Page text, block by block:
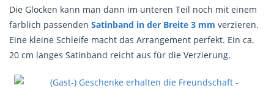
Die Glocken kann man dann im unteren Teil noch mit einem
farblich passenden Satinband in der Breite 3 mm verzieren.
Eine kleine Schleife macht das Arrangement perfekt. Ein ca.
20 cm langes Satinband reicht aus für die Verzierung.